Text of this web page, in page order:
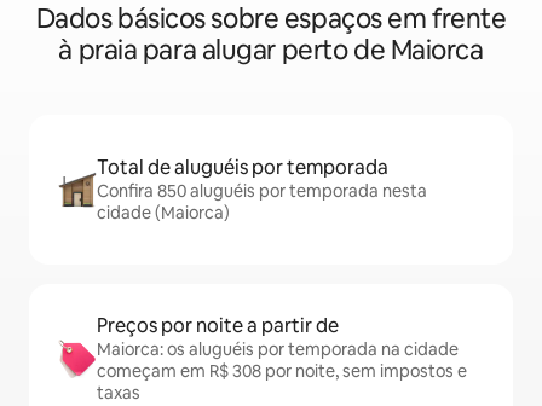
Dados básicos sobre espaços em frente
à praia para alugar perto de Maiorca
Total de aluguéis por temporada
Confira 850 aluguéis por temporada nesta
cidade (Maiorca)
Preços por noite a partir de
Maiorca: os aluguéis por temporada na cidade
começam em R$ 308 por noite, sem impostos e
taxas